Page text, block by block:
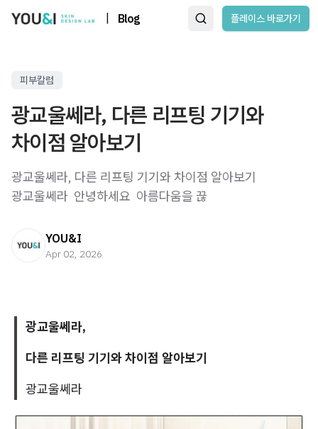
Blog 플레이스 바로가기
피부칼럼
광교울쎄라, 다른 리프팅 기기와
차이점 알아보기
광교울쎄라, 다른 리프팅 기기와 차이점 알아보기
광교울쎄라 ​ 안녕하세요 ​ 아름다움을 끊
YOU&I
Apr 02, 2026
광교울쎄라,
다른 리프팅 기기와 차이점 알아보기
광교울쎄라